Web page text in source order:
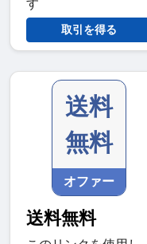
す
取引を得る
送料
無料
オファー
送料無料